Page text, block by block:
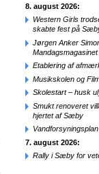
8. august 2026:
Western Girls
skabte fest på
Jørgen Anker
Mandagsmagasinet
Etablering af
Musikskolen og
Skolestart – husk
Smukt renoveret
hjertet af Sæby
7. august 2026:
Rally i Sæby for